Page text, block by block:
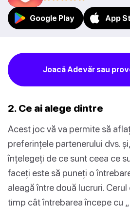
Google Play App
Joacă Adevăr sau
2. Ce ai alege dintre
Acest joc vă va permite să
preferințele partenerului dvs.
înțelegeți de ce sunt ceea ce
faceți este să puneți o
aleagă între două lucruri.
timp cât întrebarea începe cu